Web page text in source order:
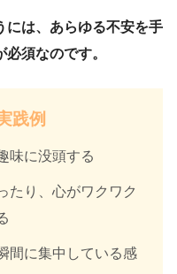
には、あらゆる不安を手
須なのです。
践例
味に没頭する
たり、心がワクワク
間に集中している感